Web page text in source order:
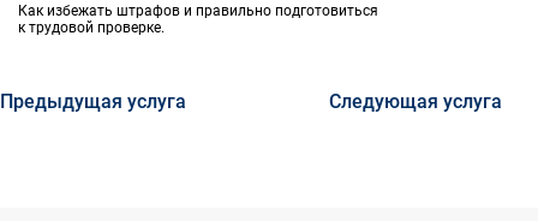
Как избежать штрафов и правильно подготовиться
к трудовой проверке.
Предыдущая услуга Следующая услуга